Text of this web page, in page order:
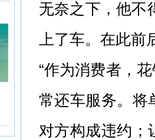
无奈之下，他不
上了车。在此前
“作为消费者，
常还车服务。将
对方构成违约；